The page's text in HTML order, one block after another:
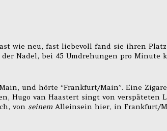
wie neu, fast liebevoll fand sie ihren
Nadel, bei 45 Umdrehungen pro Minute
und hörte “Frankfurt/Main”. Eine
Hugo van Haastert singt von verspäteten
von seinem Alleinsein hier, in Frankfurt/